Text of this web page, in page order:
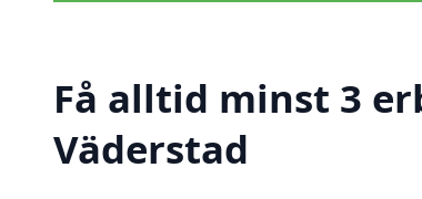
Få alltid minst 3
Väderstad